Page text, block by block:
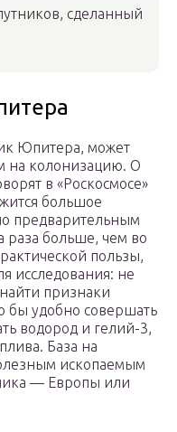
сделанный
Юпитера, может
на колонизацию. О
в «Роскосмосе»
большое
предварительным
раза больше, чем во
пользы,
исследования: не
признаки
бы удобно совершать
водород и гелий-3,
База на
ископаемым
— Европы или